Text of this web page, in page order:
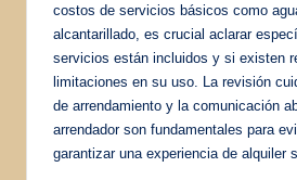
costos de servicios básicos como
alcantarillado, es crucial aclarar
servicios están incluidos y si existen
limitaciones en su uso. La revisión
de arrendamiento y la comunicación
arrendador son fundamentales para
garantizar una experiencia de alquiler